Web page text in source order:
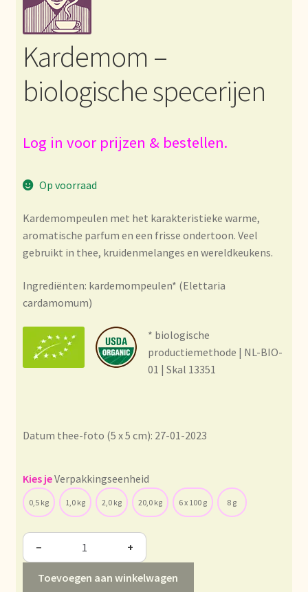
Bezahlung und Rabatte
Bienvenue dans notre commerce de gros de thé !
Bio-Zertifikate
Certificats biologiques
Condiciones generales
Conditions générales
Contacto
Current price list
Kardemom –
biologische specerijen
Log in voor prijzen & bestellen.
Op voorraad
Kardemompeulen met het karakteristieke warme,
aromatische parfum en een frisse ondertoon. Veel
gebruikt in thee, kruidenmelanges en wereldkeukens.
Ingrediënten: kardemompeulen* (Elettaria
cardamomum)
* biologische
productiemethode | NL-BIO-
01 | Skal 13351
Datum thee-foto (5 x 5 cm): 27-01-2023
Verpakkingseenheid
0,5 kg 1,0 kg 2,0 kg 20,0 kg 6 x 100 g 8 g
− +
Toevoegen aan winkelwagen